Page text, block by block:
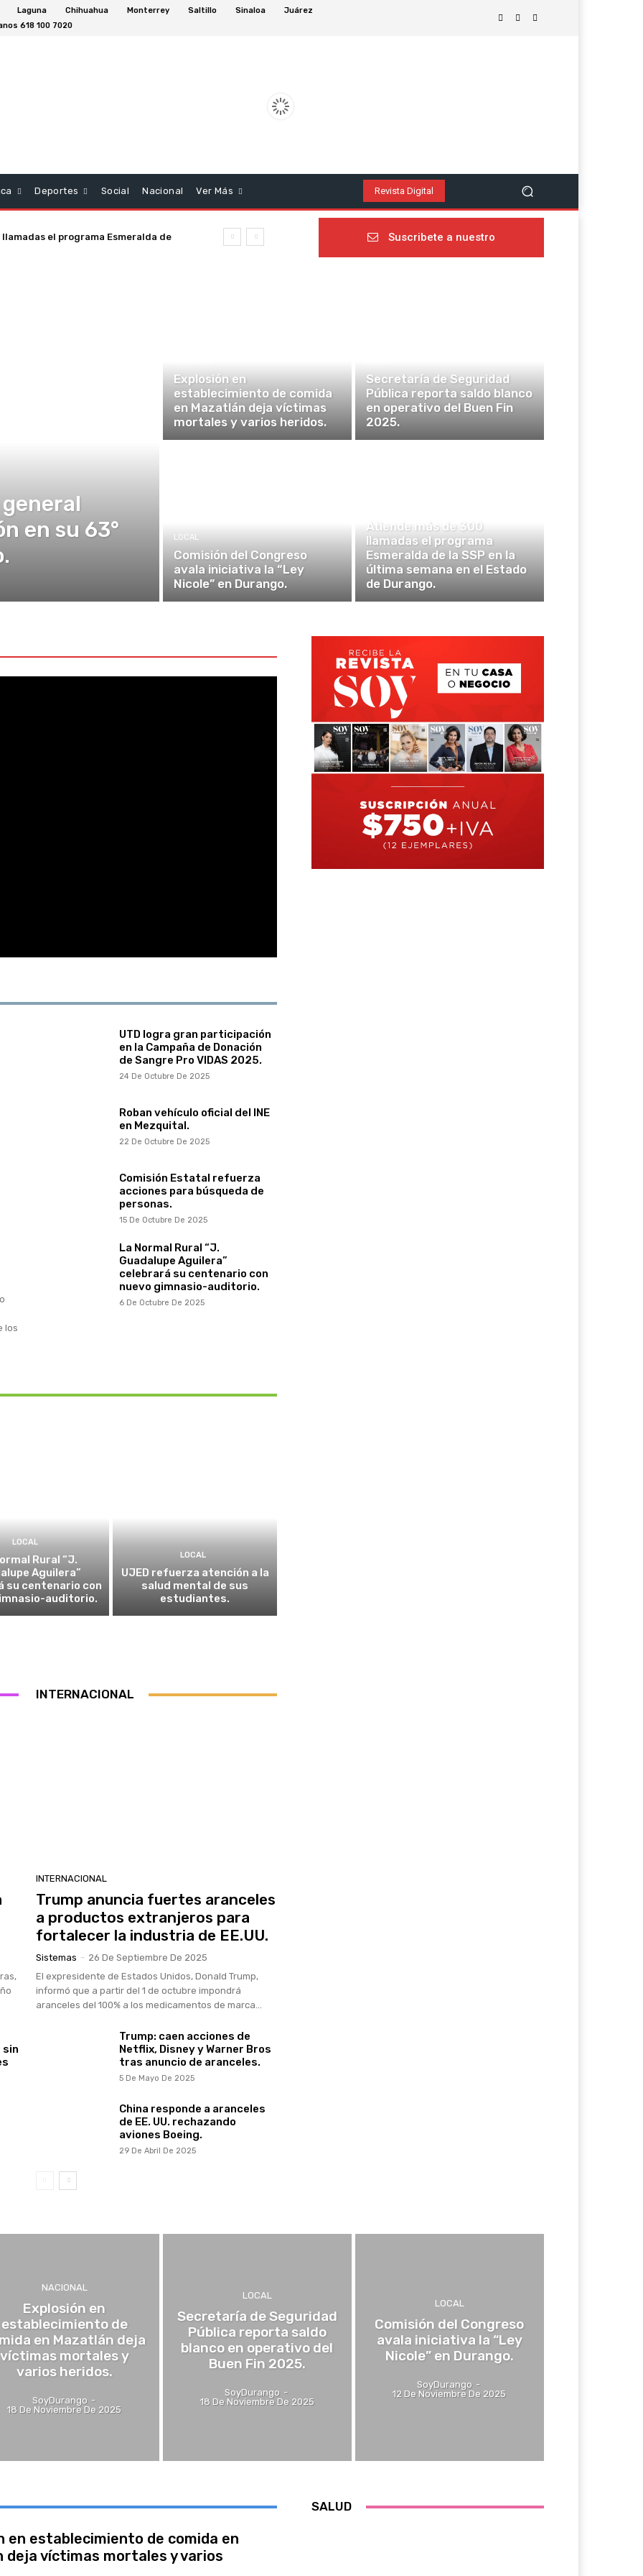
Laguna Chihuahua Monterrey Saltillo Sinaloa
Juárez
618 100 7020
Deportes Social Nacional Ver Más Revista Digital
el programa Esmeralda de
Suscribete a nuestro
en su 63°
Explosión en
establecimiento de comida
en Mazatlán deja víctimas
mortales y varios heridos.
Secretaría de Seguridad
Pública reporta saldo blanco
en operativo del Buen Fin
2025.
LOCAL
Comisión del Congreso
avala iniciativa la “Ley
Nicole” en Durango.
Atiende más de 300
llamadas el programa
Esmeralda de la SSP en la
última semana en el Estado
de Durango.
los
UTD logra gran participación
en la Campaña de Donación
de Sangre Pro VIDAS 2025.
24 De Octubre De 2025
Roban vehículo oficial del INE
en Mezquital.
22 De Octubre De 2025
Comisión Estatal refuerza
acciones para búsqueda de
personas.
15 De Octubre De 2025
La Normal Rural “J.
Guadalupe Aguilera”
celebrará su centenario con
nuevo gimnasio-auditorio.
6 De Octubre De 2025
LOCAL
Rural “J.
Aguilera”
su centenario con
auditorio.
LOCAL
UJED refuerza atención a la
salud mental de sus
estudiantes.
sin
INTERNACIONAL
INTERNACIONAL
Trump anuncia fuertes aranceles
a productos extranjeros para
fortalecer la industria de EE.UU.
Sistemas - 26 De Septiembre De 2025
El expresidente de Estados Unidos, Donald Trump,
informó que a partir del 1 de octubre impondrá
aranceles del 100% a los medicamentos de marca...
Trump: caen acciones de
Netflix, Disney y Warner Bros
tras anuncio de aranceles.
5 De Mayo De 2025
China responde a aranceles
de EE. UU. rechazando
aviones Boeing.
29 De Abril De 2025
NACIONAL
Explosión en
establecimiento de
en Mazatlán deja
víctimas mortales y
varios heridos.
SoyDurango -
18 De Noviembre De 2025
LOCAL
Secretaría de Seguridad
Pública reporta saldo
blanco en operativo del
Buen Fin 2025.
SoyDurango -
18 De Noviembre De 2025
LOCAL
Comisión del Congreso
avala iniciativa la “Ley
Nicole” en Durango.
SoyDurango -
12 De Noviembre De 2025
en establecimiento de comida en
deja víctimas mortales y varios
SALUD